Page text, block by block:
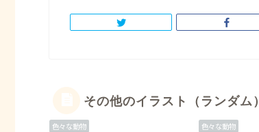
その他のイラスト（ランダム）
色々な動物 色々な動物